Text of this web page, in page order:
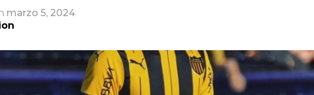
marzo 5, 2024